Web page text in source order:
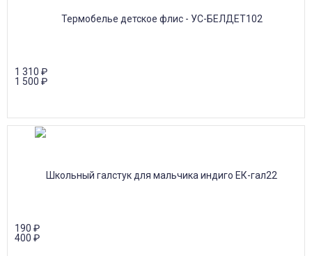
1 310 ₽
1 500 ₽
190 ₽
400 ₽